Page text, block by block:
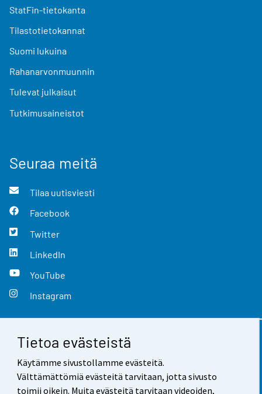
Tietoa evästeistä
Käytämme sivustollamme evästeitä.
Välttämättömiä evästeitä tarvitaan, jotta sivusto
toimii oikein. Muita evästeitä tarvitaan videoiden,
StatFin-tietokanta
Tilastotietokannat
Suomi lukuina
Rahanarvonmuunnin
Tulevat julkaisut
Tutkimusaineistot
Seuraa meitä
Tilaa uutisviesti
Facebook
Twitter
LinkedIn
YouTube
Instagram
Yhteystiedot
Palaute